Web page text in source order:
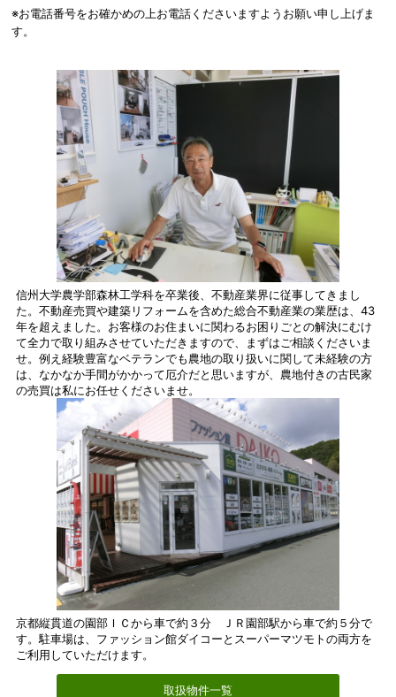
※お電話番号をお確かめの上お電話くださいますようお願い申し上げま
す。
信州大学農学部森林工学科を卒業後、不動産業界に従事してきまし
た。不動産売買や建築リフォームを含めた総合不動産業の業歴は、43
年を超えました。お客様のお住まいに関わるお困りごとの解決にむけ
て全力で取り組みさせていただきますので、まずはご相談くださいま
せ。例え経験豊富なベテランでも農地の取り扱いに関して未経験の方
は、なかなか手間がかかって厄介だと思いますが、農地付きの古民家
の売買は私にお任せくださいませ。
京都縦貫道の園部ＩＣから車で約３分 ＪＲ園部駅から車で約５分で
す。駐車場は、ファッション館ダイコーとスーパーマツモトの両方を
ご利用していただけます。
取扱物件一覧